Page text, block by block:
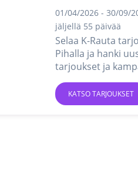
01/04/2026 - 30/09/
jäljellä 55 päivää
Selaa K-Rauta
Pihalla ja hanki
tarjoukset ja
verkossa.
KATSO TARJOUKSET